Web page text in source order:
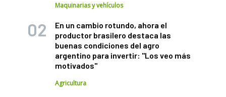
Maquinarias y vehículos
En un cambio rotundo, ahora el
productor brasilero destaca las
buenas condiciones del agro
argentino para invertir: "Los veo más
motivados"
Agricultura